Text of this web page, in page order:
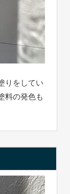
りをしてい
料の発色も